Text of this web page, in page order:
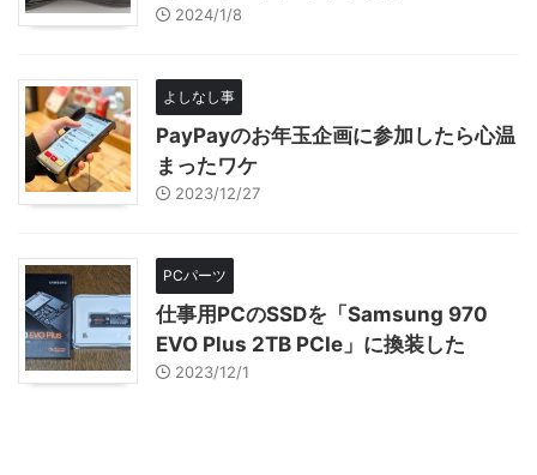
2024/1/8
よしなし事
PayPayのお年玉企画に参加したら心温
まったワケ
2023/12/27
PCパーツ
仕事用PCのSSDを「Samsung 970
EVO Plus 2TB PCIe」に換装した
2023/12/1